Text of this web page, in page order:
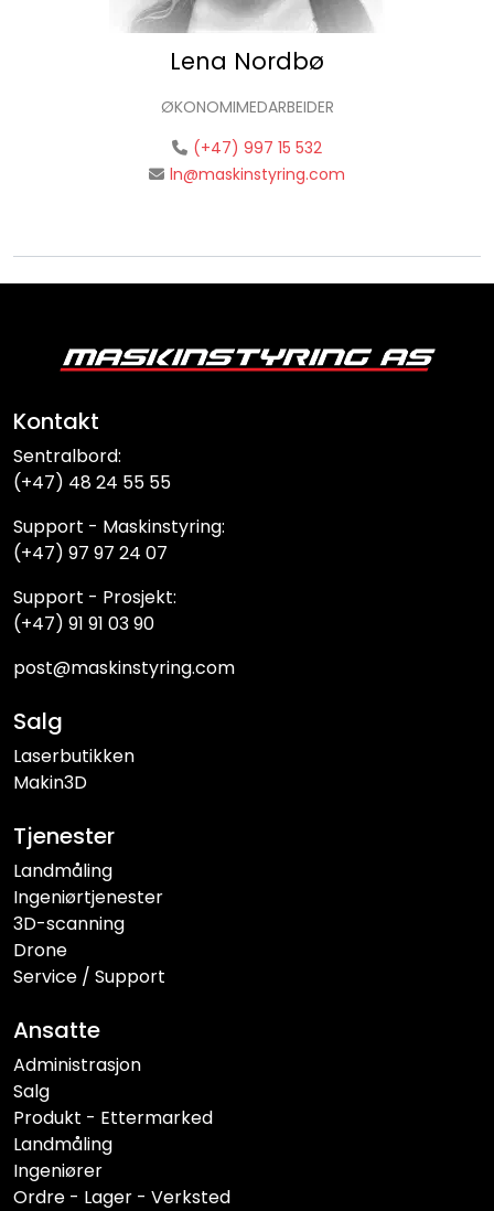
Lena Nordbø
ØKONOMIMEDARBEIDER
(+47) 997 15 532
ln@maskinstyring.com
Kontakt
Sentralbord:
(+47) 48 24 55 55
Support - Maskinstyring:
(+47) 97 97 24 07
Support - Prosjekt:
(+47) 91 91 03 90
post@maskinstyring.com
Salg
Laserbutikken
Makin3D
Tjenester
Landmåling
Ingeniørtjenester
3D-scanning
Drone
Service / Support
Ansatte
Administrasjon
Salg
Produkt - Ettermarked
Landmåling
Ingeniører
Ordre - Lager - Verksted